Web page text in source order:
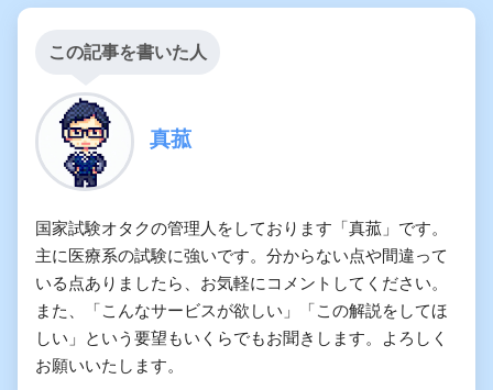
この記事を書いた人
真菰
国家試験オタクの管理人をしております「真菰」です。
主に医療系の試験に強いです。分からない点や間違って
いる点ありましたら、お気軽にコメントしてください。
また、「こんなサービスが欲しい」「この解説をしてほ
しい」という要望もいくらでもお聞きします。よろしく
お願いいたします。